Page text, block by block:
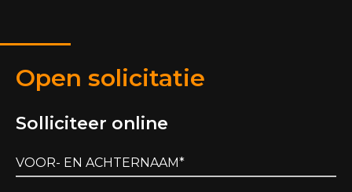
Open solicitatie
Solliciteer online